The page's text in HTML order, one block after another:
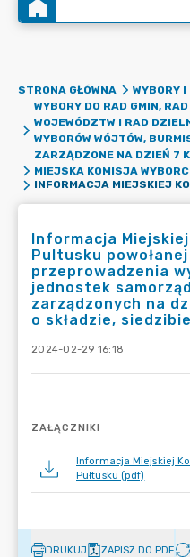
STRONA GŁÓWNA
WYBORY
WYBORY DO RAD GMIN,
WOJEWÓDZTW I RAD
WYBORÓW WÓJTÓW,
ZARZĄDZONE NA DZIEŃ 7
MIEJSKA KOMISJA
Informacja
Pultusku
przeprowadzenia
jednostek
zarządzonych na
o składzie,
2024-02-29 16:18
ZAŁĄCZNIKI
Informacja Miejskiej
Pułtusku (pdf)
DRUKUJ ZAPISZ DO PDF